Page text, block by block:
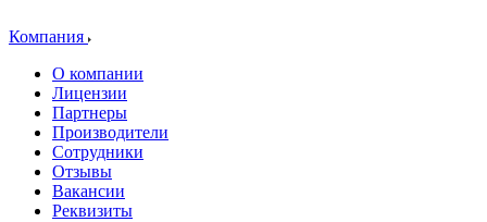
Компания
О компании
Лицензии
Партнеры
Производители
Сотрудники
Отзывы
Вакансии
Реквизиты